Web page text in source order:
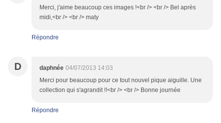
Merci, j'aime beaucoup ces images !<br /> <br /> Bel après
midi,<br /> <br /> maty
Répondre
D daphnée 04/07/2013 14:03
Merci pour beaucoup pour ce tout nouvel pique aiguille. Une
collection qui s'agrandit !!<br /> <br /> Bonne journée
Répondre